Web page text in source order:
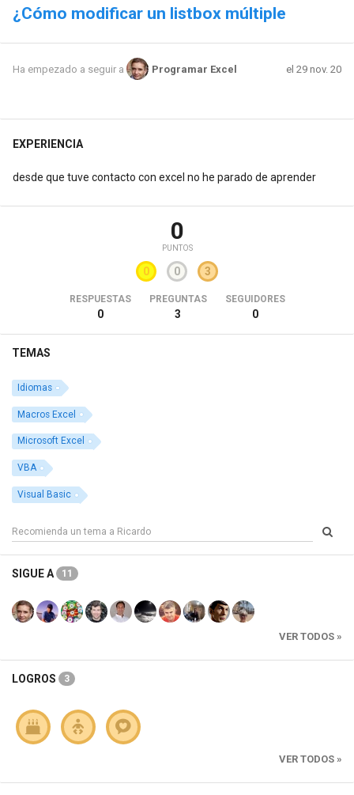
¿Cómo modificar un listbox múltiple
Ha empezado a seguir a Programar Excel el 29 nov. 20
EXPERIENCIA
desde que tuve contacto con excel no he parado de aprender
0
PUNTOS
0 0 3
RESPUESTAS
0
PREGUNTAS
3
SEGUIDORES
0
TEMAS
Idiomas
Macros Excel
Microsoft Excel
VBA
Visual Basic
SIGUE A 11
VER TODOS »
LOGROS 3
VER TODOS »